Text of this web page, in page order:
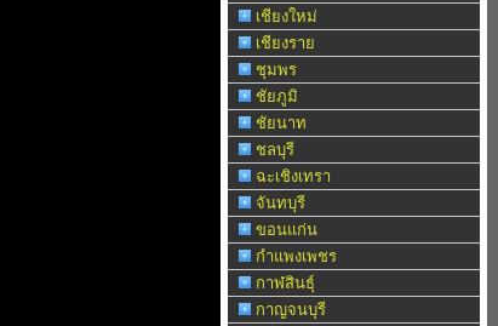
เชียงใหม่
เชียงราย
ชุมพร
ชัยภูมิ
ชัยนาท
ชลบุรี
ฉะเชิงเทรา
จันทบุรี
ขอนแก่น
กำแพงเพชร
กาฬสินธุ์
กาญจนบุรี